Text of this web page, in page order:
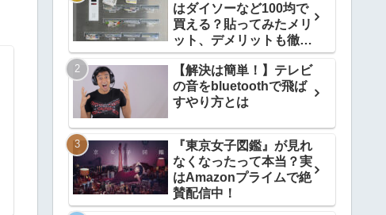
はダイソーなど100均で
買える？貼ってみたメリ
ット、デメリットも徹底
解説
【解決は簡単！】テレビ
の音をbluetoothで飛ば
すやり方とは
『東京女子図鑑』が見れ
なくなったって本当？実
はAmazonプライムで絶
賛配信中！